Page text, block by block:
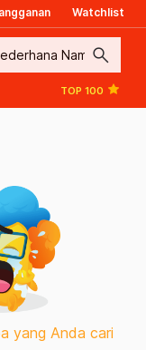
Watchlist
search
TOP 100
yang Anda cari